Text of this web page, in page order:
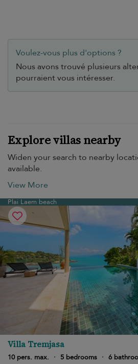
Voulez-vous plus d'options ?
Nous avons trouvé plusieurs
pourraient vous intéresser.
Explore villas nearby
Widen your search to nearby
available.
View More
Plai Laem beach
Villa Tremjasa
10 pers. max.
· 5 bedrooms · 6